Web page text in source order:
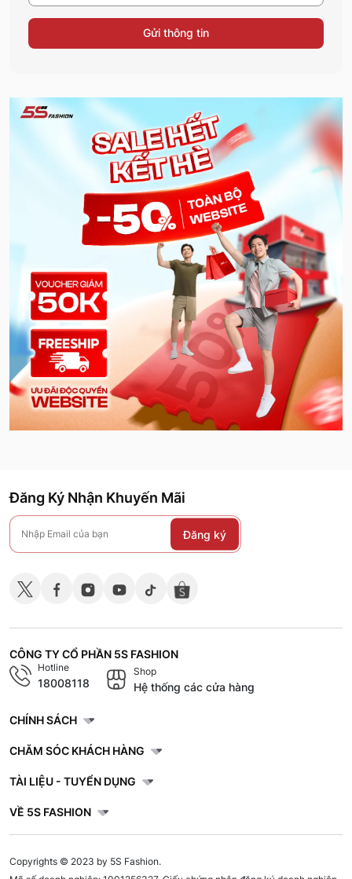
Gửi thông tin
Đăng Ký Nhận Khuyến Mãi
Đăng ký
CÔNG TY CỔ PHẦN 5S FASHION
Hotline
18008118
Shop
Hệ thống các cửa hàng
CHÍNH SÁCH
CHĂM SÓC KHÁCH HÀNG
TÀI LIỆU - TUYỂN DỤNG
VỀ 5S FASHION
Copyrights © 2023 by 5S Fashion.